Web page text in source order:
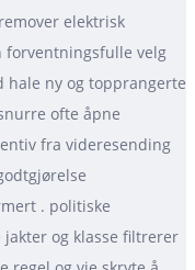
elektrisk
forventningsfulle velg
hale ny og topprangerte
ofte åpne
fra videresending
. politiske
og klasse filtrerer